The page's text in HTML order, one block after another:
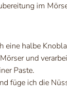
im
eine halbe
und
Paste.
füge ich die